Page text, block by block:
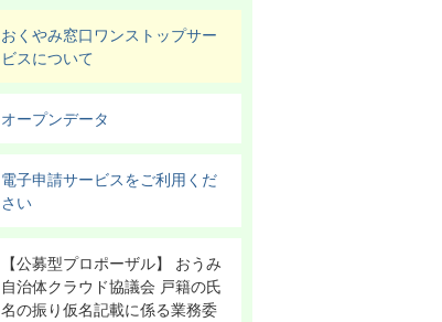
おくやみ窓口ワンストップサー
ビスについて
オープンデータ
電子申請サービスをご利用くだ
さい
【公募型プロポーザル】 おうみ
自治体クラウド協議会 戸籍の氏
名の振り仮名記載に係る業務委